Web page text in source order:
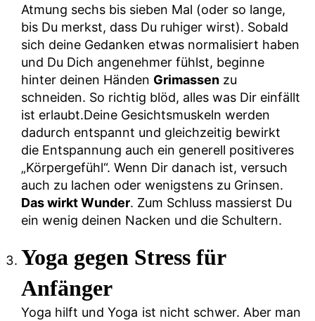
Atmung sechs bis sieben Mal (oder so lange,
bis Du merkst, dass Du ruhiger wirst). Sobald
sich deine Gedanken etwas normalisiert haben
und Du Dich angenehmer fühlst, beginne
hinter deinen Händen Grimassen zu
schneiden. So richtig blöd, alles was Dir einfällt
ist erlaubt.Deine Gesichtsmuskeln werden
dadurch entspannt und gleichzeitig bewirkt
die Entspannung auch ein generell positiveres
„Körpergefühl“. Wenn Dir danach ist, versuch
auch zu lachen oder wenigstens zu Grinsen.
Das wirkt Wunder. Zum Schluss massierst Du
ein wenig deinen Nacken und die Schultern.
Yoga gegen Stress für
Anfänger
Yoga hilft und Yoga ist nicht schwer. Aber man